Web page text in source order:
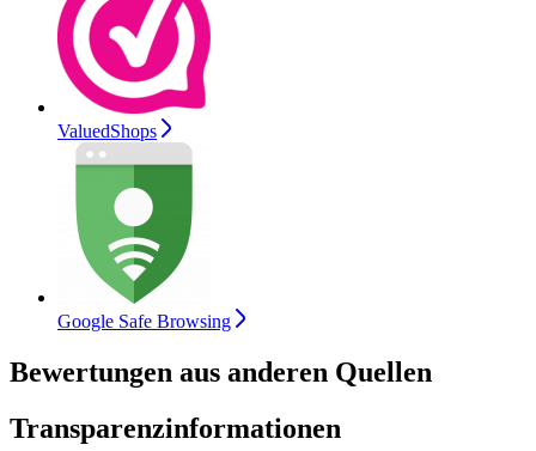
ValuedShops
Google Safe Browsing
Bewertungen aus anderen Quellen
Transparenzinformationen